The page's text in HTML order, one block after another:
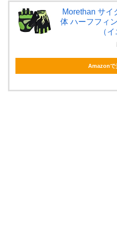
Morethan サイ
体 ハーフフィ
（
Amazonで